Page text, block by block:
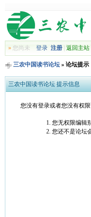
»您尚未 登录 注册| 返回主站|
三农中国读书论坛» 论坛提示
三农中国读书论坛 提示信息
您没有登录或者您没有权
您无权限编辑
您还不是论坛